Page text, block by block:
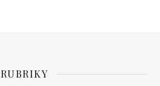
RUBRIKY